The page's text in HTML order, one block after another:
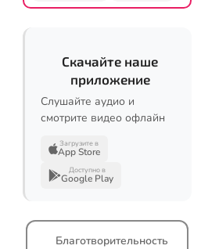
Скачайте наше
приложение
Слушайте аудио и
смотрите видео офлайн
Загрузите в
App Store
Доступно в
Google Play
Благотворительность